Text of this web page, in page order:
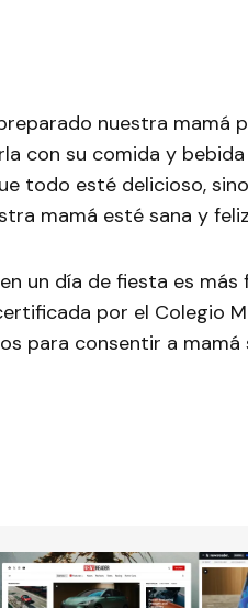
nuestra mamá
con su comida y bebida
todo esté delicioso,
mamá esté sana y
un día de fiesta es más
por el Colegio
para consentir a mamá